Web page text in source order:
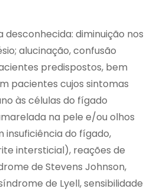
desconhecida: diminuição nos
alucinação, confusão
predispostos, bem
pacientes cujos sintomas
às células do fígado
na pele e/ou olhos
do fígado,
intersticial), reações de
de Stevens Johnson,
de Lyell, sensibilidade